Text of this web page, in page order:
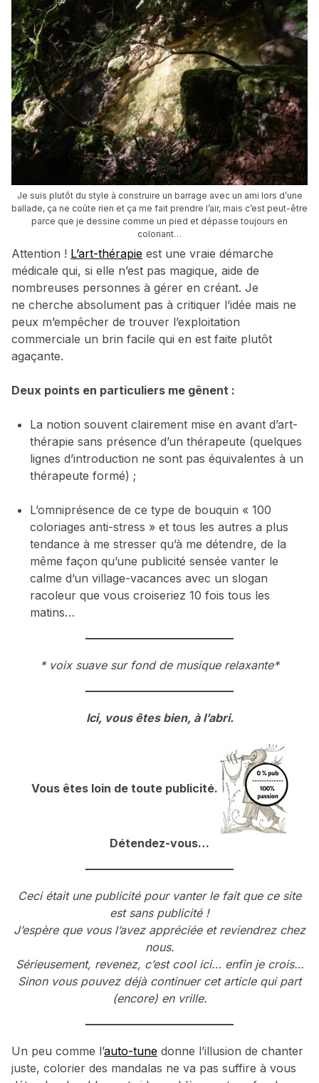
Je suis plutôt du style à construire un barrage avec un ami lors d’une
ballade, ça ne coûte rien et ça me fait prendre l’air, mais c’est peut-être
parce que je dessine comme un pied et dépasse toujours en
coloriant…
Attention ! L’art-thérapie est une vraie démarche
médicale qui, si elle n’est pas magique, aide de
nombreuses personnes à gérer en créant. Je
ne cherche absolument pas à critiquer l’idée mais ne
peux m’empêcher de trouver l’exploitation
commerciale un brin facile qui en est faite plutôt
agaçante.
Deux points en particuliers me gênent :
La notion souvent clairement mise en avant d’art-
thérapie sans présence d’un thérapeute (quelques
lignes d’introduction ne sont pas équivalentes à un
thérapeute formé) ;
L’omniprésence de ce type de bouquin « 100
coloriages anti-stress » et tous les autres a plus
tendance à me stresser qu’à me détendre, de la
même façon qu’une publicité sensée vanter le
calme d’un village-vacances avec un slogan
racoleur que vous croiseriez 10 fois tous les
matins…
* voix suave sur fond de musique relaxante*
Ici, vous êtes bien, à l’abri.
Vous êtes loin de toute publicité.
Détendez-vous…
Ceci était une publicité pour vanter le fait que ce site
est sans publicité !
J’espère que vous l’avez appréciée et reviendrez chez
nous.
Sérieusement, revenez, c’est cool ici… enfin je crois…
Sinon vous pouvez déjà continuer cet article qui part
(encore) en vrille.
Un peu comme l’auto-tune donne l’illusion de chanter
juste, colorier des mandalas ne va pas suffire à vous